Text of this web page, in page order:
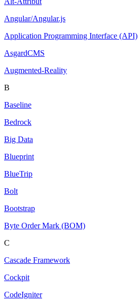
Angular/Angular.js
Application Programming Interface (API)
AsgardCMS
Augmented-Reality
B
Baseline
Bedrock
Big Data
Blueprint
BlueTrip
Bolt
Bootstrap
Byte Order Mark (BOM)
C
Cascade Framework
Cockpit
CodeIgniter